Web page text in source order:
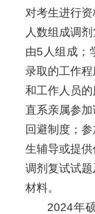
对考生进行
人数组成调
由5人组成；
录取的工作
和工作人员
直系亲属参
回避制度；
生辅导或提供
调剂复试试
材料。
2024年